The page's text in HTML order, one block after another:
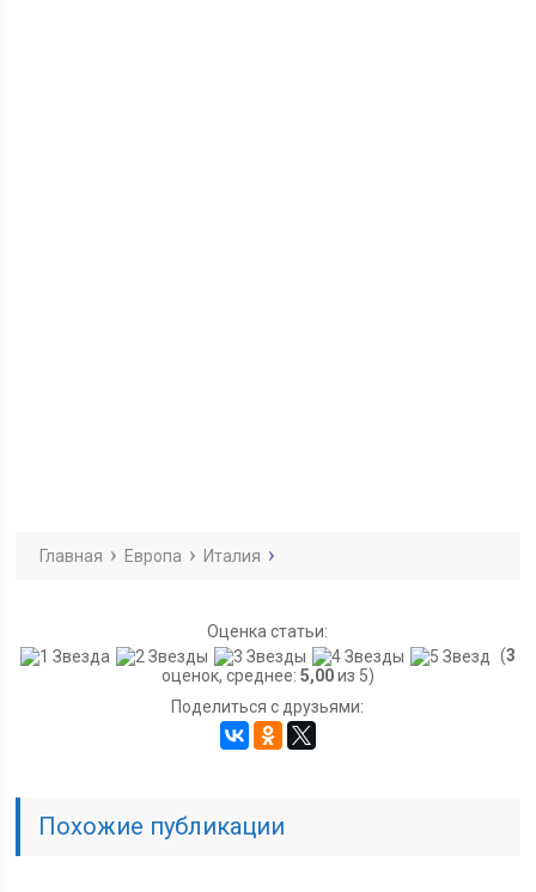
Главная Европа Италия
Оценка статьи:
(3
оценок, среднее: 5,00из 5)
Поделиться с друзьями:
Похожие публикации